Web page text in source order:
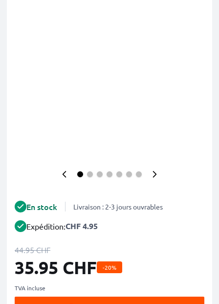
En stock Livraison : 2-3 jours ouvrables
Expédition:CHF 4.95
44.95 CHF
35.95 CHF -20%
TVA incluse